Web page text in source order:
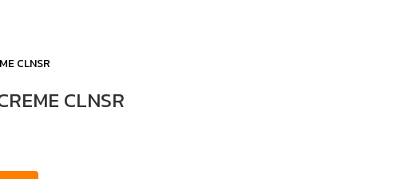
CLNSR
CLNSR